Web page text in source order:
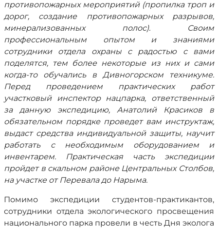
противопожарных мероприятий (пропилка троп и
дорог, создание противопожарных разрывов,
минерализованных полос).
Своим
профессиональным опытом и знаниями
сотрудники отдела охраны с радостью с вами
поделятся, тем более некоторые из них и сами
когда-то обучались в Дивногорском техникуме.
Перед проведением практических работ
участковый инспектор нацпарка, ответственный
за данную экспедицию, Анатолий Красиков в
обязательном порядке проведет вам инструктаж,
выдаст средства индивидуальной защиты, научит
работать с необходимым оборудованием и
инвентарем. Практическая часть экспедиции
пройдет в скальном районе Центральных Столбов,
на участке от Перевала до Нарыма.
Помимо экспедиции студентов-практикантов,
сотрудники отдела экологического просвещения
национального парка провели в честь Дня эколога